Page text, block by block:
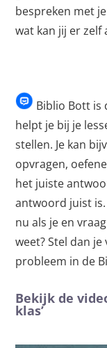
bespreken met
wat kan jij er zelf
Biblio Bott is
helpt je bij je
stellen. Je kan
opvragen,
het juiste
antwoord juist
nu als je en
weet? Stel dan
probleem in de
Bekijk de
klas’